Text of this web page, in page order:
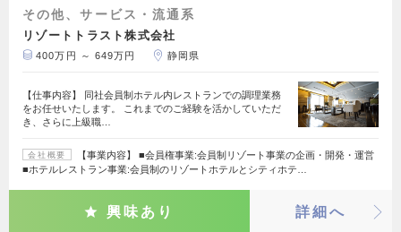
その他、サービス・流通系
リゾートトラスト株式会社
400万円 ～ 649万円 静岡県
【仕事内容】 同社会員制ホテル内レストランでの調理業務
をお任せいたします。 これまでのご経験を活かしていただ
き、さらに上級職…
会社概要
【事業内容】 ■会員権事業:会員制リゾート事業の企画・開発・運営
■ホテルレストラン事業:会員制のリゾートホテルとシティホテ…
興味あり 詳細へ